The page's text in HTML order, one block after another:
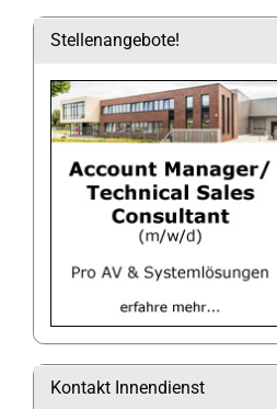
Stellenangebote!
Kontakt Innendienst